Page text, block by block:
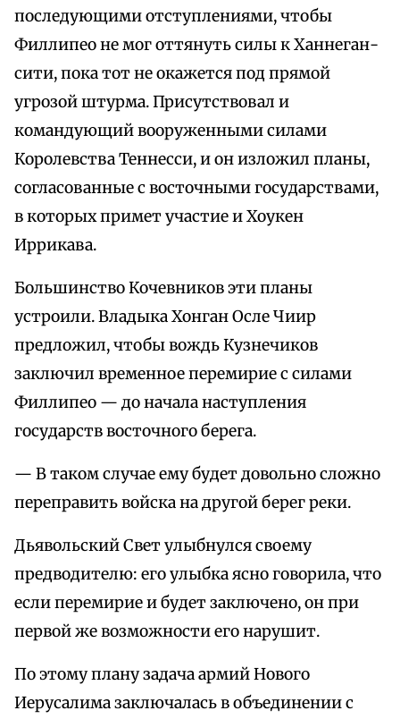
последующими отступлениями, чтобы
Филлипео не мог оттянуть силы к Ханнеган-
сити, пока тот не окажется под прямой
угрозой штурма. Присутствовал и
командующий вооруженными силами
Королевства Теннесси, и он изложил планы,
согласованные с восточными государствами,
в которых примет участие и Хоукен
Иррикава.
Большинство Кочевников эти планы
устроили. Владыка Хонган Осле Чиир
предложил, чтобы вождь Кузнечиков
заключил временное перемирие с силами
Филлипео — до начала наступления
государств восточного берега.
— В таком случае ему будет довольно сложно
переправить войска на другой берег реки.
Дьявольский Свет улыбнулся своему
предводителю: его улыбка ясно говорила, что
если перемирие и будет заключено, он при
первой же возможности его нарушит.
По этому плану задача армий Нового
Иерусалима заключалась в объединении с